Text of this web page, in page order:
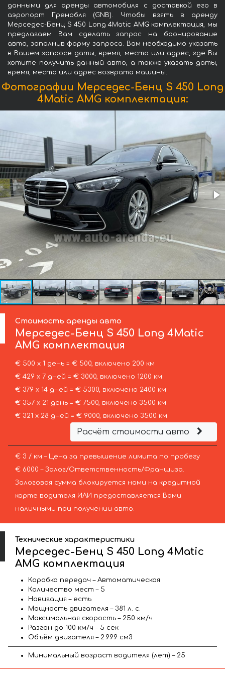
данными для аренды автомобиля с доставкой его в
аэропорт Гренобля (GNB). Чтобы взять в аренду
Мерседес-Бенц S 450 Long 4Matic AMG комплектация, мы
предлагаем Вам сделать запрос на бронирование
авто, заполнив форму запроса. Вам необходимо указать
в Вашем запросе даты, время, место или адрес, где Вы
хотите получить данный авто, а также указать даты,
время, место или адрес возврата машины.
Фотографии Мерседес-Бенц S 450 Long
4Matic AMG комплектация:
Стоимость аренды авто
Мерседес-Бенц S 450 Long 4Matic
AMG комплектация
€ 500 х 1 день = € 500, включено 200 км
€ 429 х 7 дней = € 3000, включено 1200 км
€ 379 х 14 дней = € 5300, включено 2400 км
€ 357 х 21 день = € 7500, включено 3500 км
€ 321 х 28 дней = € 9000, включено 3500 км
Расчёт стоимости авто
€ 3 / км – Цена за превышение лимита по пробегу
€ 6000 – Залог/Ответственность/Франшиза.
Залоговая сумма блокируется нами на кредитной
карте водителя ИЛИ предоставляется Вами
наличными при получении авто.
Технические характеристики
Мерседес-Бенц S 450 Long 4Matic
AMG комплектация
Коробка передач – Автоматическая
Количество мест – 5
Навигация – есть
Мощность двигателя – 381 л. с.
Максимальная скорость – 250 км/ч
Разгон до 100 км/ч – 5 сек
Объём двигателя – 2.999 см3
Минимальный возраст водителя (лет) – 25